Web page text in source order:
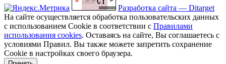
Разработка сайта — Ditarget
На сайте осуществляется обработка пользовательских данных
с использованием Cookie в соответствии с Правилами
использования cookies. Оставаясь на сайте, Вы соглашаетесь с
условиями Правил. Вы также можете запретить сохранение
Cookie в настройках своего браузера.